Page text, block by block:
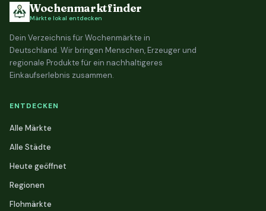
Wochenmarktfinder
Märkte lokal entdecken
Dein Verzeichnis für Wochenmärkte in
Deutschland. Wir bringen Menschen, Erzeuger und
regionale Produkte für ein nachhaltigeres
Einkaufserlebnis zusammen.
ENTDECKEN
Alle Märkte
Alle Städte
Heute geöffnet
Regionen
Flohmärkte